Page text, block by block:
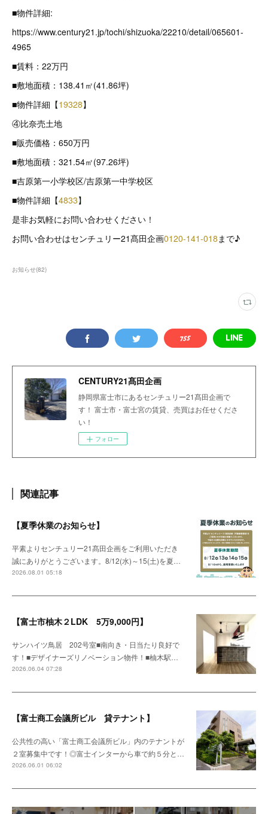
■物件詳細:
https://www.century21.jp/tochi/shizuoka/22210/detail/065601-
4965
■賃料：22万円
■敷地面積：138.41㎡(41.86坪)
■物件詳細【19328】
④比奈売土地
■販売価格：650万円
■敷地面積：321.54㎡(97.26坪)
■吉原第一小学校区/吉原第一中学校区
■物件詳細【4833】
是非お気軽にお問い合わせください！
お問い合わせはセンチュリー21髙田企画0120-141-018まで♪
お知らせ(82)
CENTURY21髙田企画
静岡県富士市にあるセンチュリー21髙田企画で
す！ 富士市・富士宮の賃貸、売買はお任せくださ
い！
フォロー
関連記事
【夏季休業のお知らせ】
平素よりセンチュリー21髙田企画をご利用いただき
誠にありがとうございます。8/12(水)～15(土)を夏…
2026.08.01 05:18
【富士市柚木２LDK 5万9,000円】
サンハイツ鳥居 202号室■南向き・日当たり良好で
す！■デザイナーズリノベーション物件！■柚木駅…
2026.06.04 07:28
【富士商工会議所ビル 貸テナント】
公共性の高い「富士商工会議所ビル」内のテナントが
２室募集中です！◎富士インターから車で約５分と…
2026.06.01 06:02